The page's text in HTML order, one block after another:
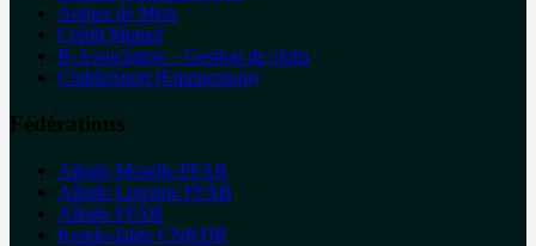
Arènes de Metz
Crédit Mutuel
B-Association – Gestion de clubs
ClubInSport (Equipement)
Fédérations
Aïkido Moselle FFAB
Aïkido Lorraine FFAB
Aïkido FFAB
Kendo-Iaïdo CNKDR